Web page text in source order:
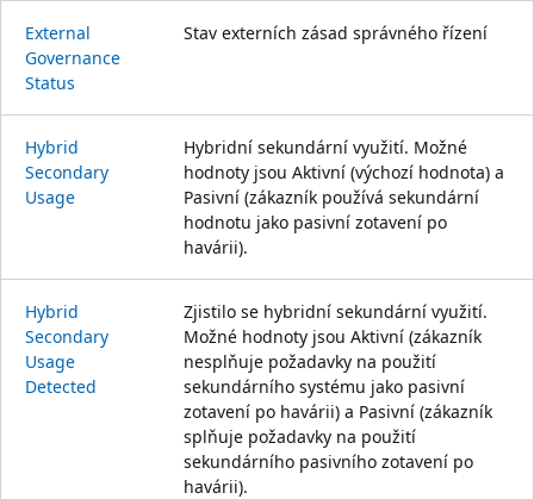
External
Governance
Status
Stav externích zásad správného řízení
Hybrid
Secondary
Usage
Hybridní sekundární využití. Možné
hodnoty jsou Aktivní (výchozí hodnota) a
Pasivní (zákazník používá sekundární
hodnotu jako pasivní zotavení po
havárii).
Hybrid
Secondary
Usage
Detected
Zjistilo se hybridní sekundární využití.
Možné hodnoty jsou Aktivní (zákazník
nesplňuje požadavky na použití
sekundárního systému jako pasivní
zotavení po havárii) a Pasivní (zákazník
splňuje požadavky na použití
sekundárního pasivního zotavení po
havárii).